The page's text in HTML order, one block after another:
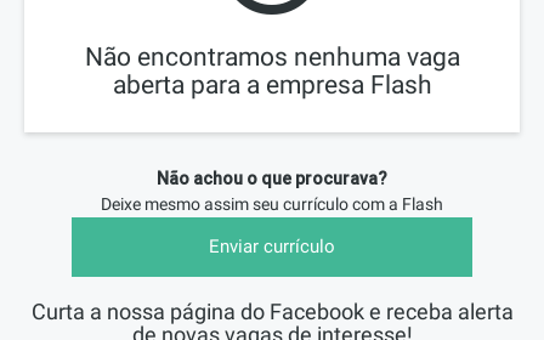
Não encontramos nenhuma vaga
aberta para a empresa Flash
Não achou o que procurava?
Deixe mesmo assim seu currículo com a Flash
Enviar currículo
Curta a nossa página do Facebook e receba alerta
de novas vagas de interesse!